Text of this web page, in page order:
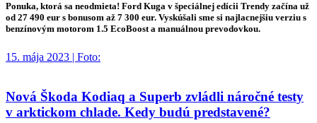
Ponuka, ktorá sa neodmieta! Ford Kuga v špeciálnej edícii Trendy začína už
od 27 490 eur s bonusom až 7 300 eur. Vyskúšali sme si najlacnejšiu verziu s
benzínovým motorom 1.5 EcoBoost a manuálnou prevodovkou.
15. mája 2023 | Foto:
Nová Škoda Kodiaq a Superb zvládli náročné testy
v arktickom chlade. Kedy budú predstavené?